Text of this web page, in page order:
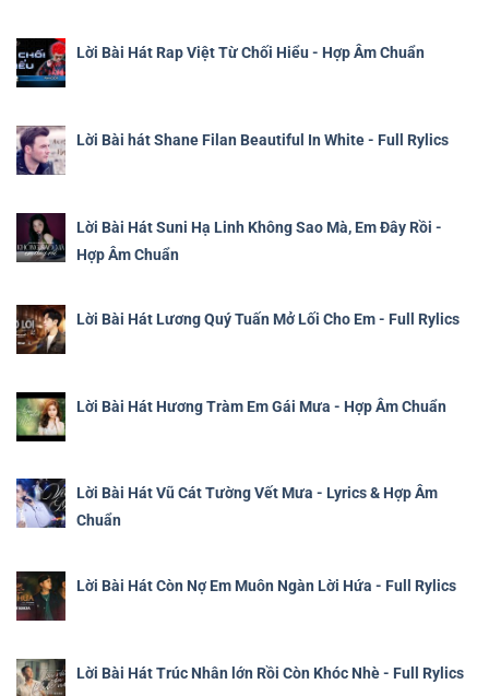
Lời Bài Hát Rap Việt Từ Chối Hiểu - Hợp Âm Chuẩn
Lời Bài hát Shane Filan Beautiful In White - Full Rylics
Lời Bài Hát Suni Hạ Linh Không Sao Mà, Em Đây Rồi -
Hợp Âm Chuẩn
Lời Bài Hát Lương Quý Tuấn Mở Lối Cho Em - Full Rylics
Lời Bài Hát Hương Tràm Em Gái Mưa - Hợp Âm Chuẩn
Lời Bài Hát Vũ Cát Tường Vết Mưa - Lyrics & Hợp Âm
Chuẩn
Lời Bài Hát Còn Nợ Em Muôn Ngàn Lời Hứa - Full Rylics
Lời Bài Hát Trúc Nhân lớn Rồi Còn Khóc Nhè - Full Rylics